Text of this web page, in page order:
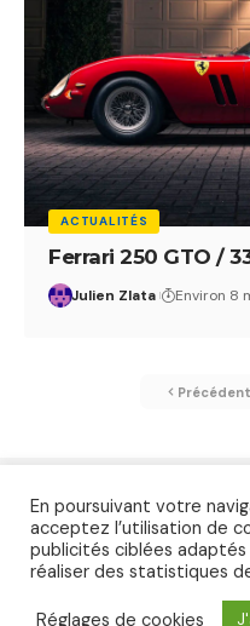
ACTUALITÉS
Ferrari 250 GTO /
Julien Zlata Environ 8
Précédent
En poursuivant votre
acceptez l’utilisation de
publicités ciblées
réaliser des statistiques
Réglages de cookies